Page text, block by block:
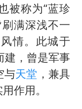
被称为“蓝珍
满深浅不一
情。此城于
建，曾是军事
与天堂 ，兼具
作用。